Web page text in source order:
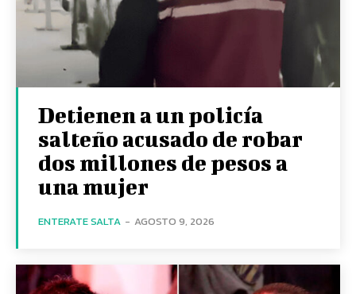
Detienen a un policía
salteño acusado de robar
dos millones de pesos a
una mujer
ENTERATE SALTA - AGOSTO 9, 2026